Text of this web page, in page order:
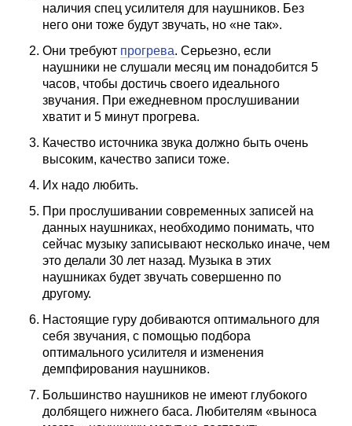
наличия спец усилителя для наушников. Без
него они тоже будут звучать, но «не так».
Они требуют прогрева. Серьезно, если
наушники не слушали месяц им понадобится 5
часов, чтобы достичь своего идеального
звучания. При ежедневном прослушивании
хватит и 5 минут прогрева.
Качество источника звука должно быть очень
высоким, качество записи тоже.
Их надо любить.
При прослушивании современных записей на
данных наушниках, необходимо понимать, что
сейчас музыку записывают несколько иначе, чем
это делали 30 лет назад. Музыка в этих
наушниках будет звучать совершенно по
другому.
Настоящие гуру добиваются оптимального для
себя звучания, с помощью подбора
оптимального усилителя и изменения
демпфирования наушников.
Большинство наушников не имеют глубокого
долбящего нижнего баса. Любителям «выноса